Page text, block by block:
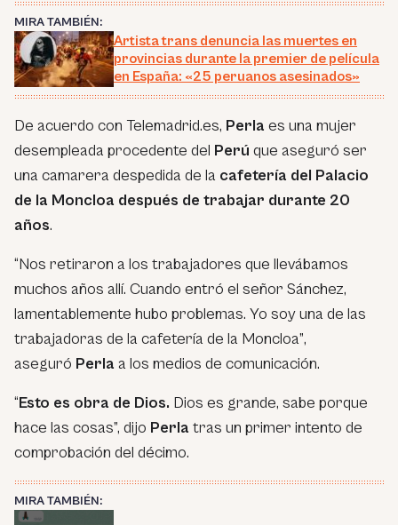
MIRA TAMBIÉN:
Artista trans denuncia las muertes en
provincias durante la premier de película
en España: «25 peruanos asesinados»
De acuerdo con Telemadrid.es, Perla es una mujer
desempleada procedente del Perú que aseguró ser
una camarera despedida de la cafetería del Palacio
de la Moncloa después de trabajar durante 20
años.
“Nos retiraron a los trabajadores que llevábamos
muchos años allí. Cuando entró el señor Sánchez,
lamentablemente hubo problemas. Yo soy una de las
trabajadoras de la cafetería de la Moncloa”,
aseguró Perla a los medios de comunicación.
“Esto es obra de Dios. Dios es grande, sabe porque
hace las cosas”, dijo Perla tras un primer intento de
comprobación del décimo.
MIRA TAMBIÉN: